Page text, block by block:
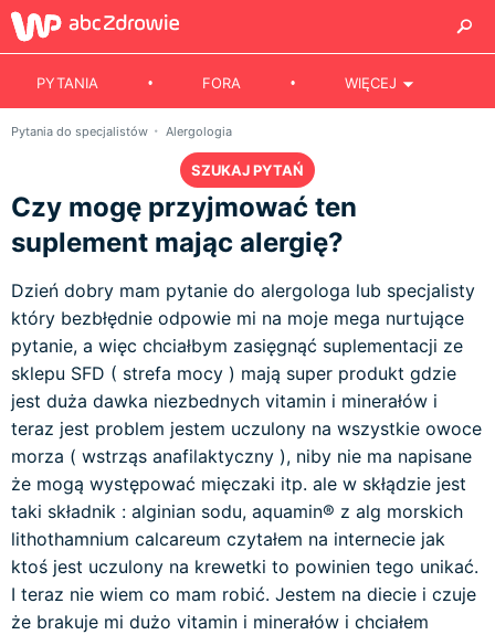
PYTANIA FORA WIĘCEJ
Pytania do specjalistów Alergologia
SZUKAJ PYTAŃ
Czy mogę przyjmować ten
suplement mając alergię?
Dzień dobry mam pytanie do alergologa lub specjalisty
który bezbłędnie odpowie mi na moje mega nurtujące
pytanie, a więc chciałbym zasięgnąć suplementacji ze
sklepu SFD ( strefa mocy ) mają super produkt gdzie
jest duża dawka niezbednych vitamin i minerałów i
teraz jest problem jestem uczulony na wszystkie owoce
morza ( wstrząs anafilaktyczny ), niby nie ma napisane
że mogą występować mięczaki itp. ale w skłądzie jest
taki składnik : alginian sodu, aquamin® z alg morskich
lithothamnium calcareum czytałem na internecie jak
ktoś jest uczulony na krewetki to powinien tego unikać.
I teraz nie wiem co mam robić. Jestem na diecie i czuje
że brakuje mi dużo vitamin i minerałów i chciałem